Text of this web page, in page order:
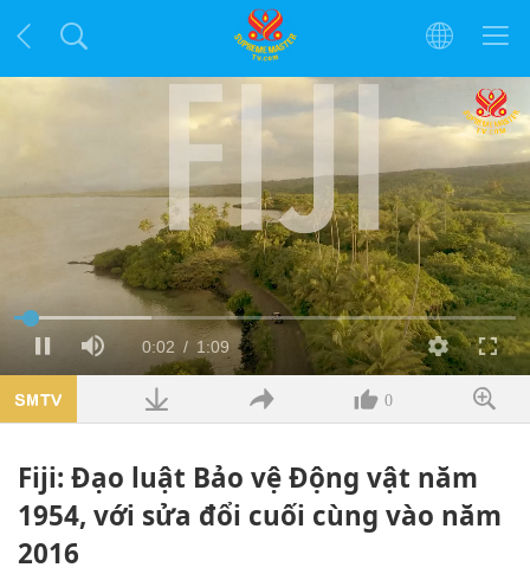
Tạm
dừng
Tắt
tiếng
Thời
gian
tại
0:02 / Độ
1:09
Đã
tải:
27.35%
Chất
lượng
Toàn
màn
hình
0
Fiji: Đạo luật Bảo vệ Động vật năm
1954, với sửa đổi cuối cùng vào năm
2016